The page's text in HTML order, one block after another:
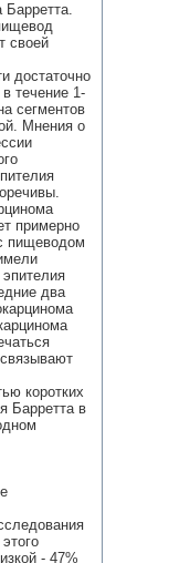
своей
достаточно
течение 1-
сегментов
Мнения о
примерно
пищеводом
два
коротких
Барретта в
- 47%